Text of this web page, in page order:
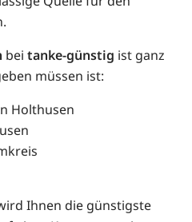
bei tanke-günstig ist ganz
müssen ist:
Holthusen
Ihnen die günstigste